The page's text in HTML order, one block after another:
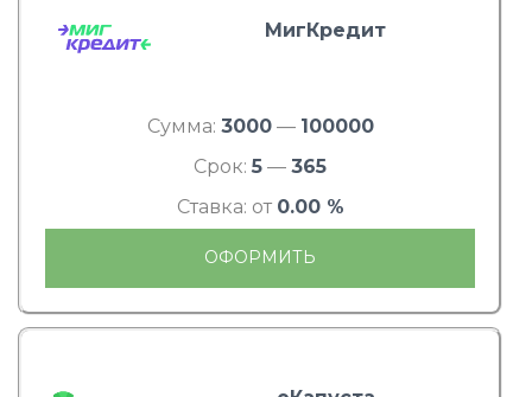
МигКредит
Сумма: 3000— 100000
Срок: 5 — 365
Ставка: от 0.00 %
ОФОРМИТЬ